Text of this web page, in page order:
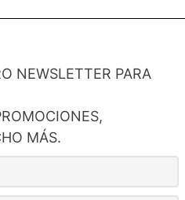
NEWSLETTER PARA
MÁS.